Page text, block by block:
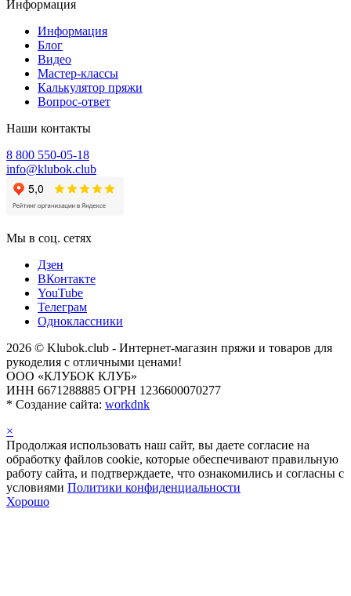
Информация
Информация
Блог
Видео
Мастер-классы
Калькулятор пряжи
Вопрос-ответ
Наши контакты
8 800 550-05-18
info@klubok.club
Мы в соц. сетях
Дзен
ВКонтакте
YouTube
Телеграм
Одноклассники
2026 © Klubok.club - Интернет-магазин пряжи и товаров для
рукоделия с отличными ценами!
ООО «КЛУБОК КЛУБ»
ИНН 6671288885 ОГРН 1236600070277
* Создание сайта: workdnk
×
Продолжая использовать наш сайт, вы даете согласие на
обработку файлов cookie, которые обеспечивают правильную
работу сайта, и подтверждаете, что ознакомились и согласны с
условиями Политики конфиденциальности
Хорошо